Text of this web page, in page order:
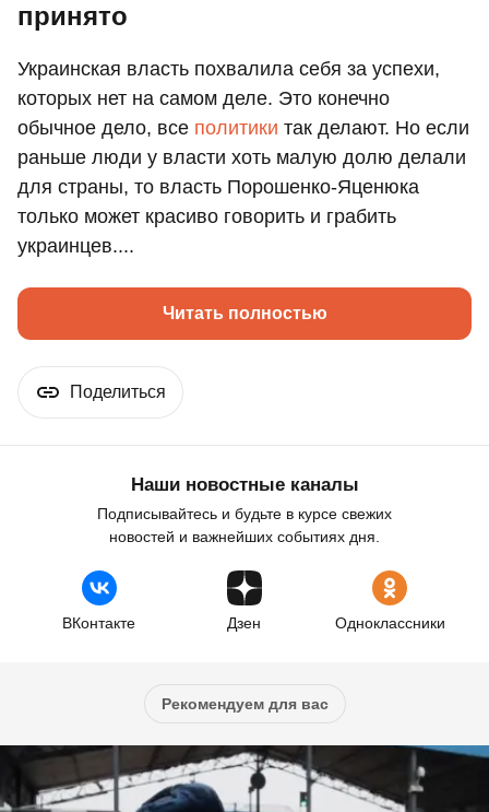
принято
Украинская власть похвалила себя за успехи,
которых нет на самом деле. Это конечно
обычное дело, все политики так делают. Но если
раньше люди у власти хоть малую долю делали
для страны, то власть Порошенко-Яценюка
только может красиво говорить и грабить
украинцев....
Читать полностью
Поделиться
Наши новостные каналы
Подписывайтесь и будьте в курсе свежих
новостей и важнейших событиях дня.
ВКонтакте Дзен Одноклассники
Рекомендуем для вас